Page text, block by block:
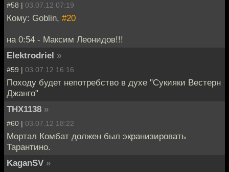
#58 | 03.07.12 07:19
Кому: Goblin, #20
на 0:54 - Максим Леонидов!!!
Elektrodriel »
#59 | 03.07.12 16:16
Походу будет непотребство в духе "Сукияки Вестерн
Джанго"
THX1138 »
#60 | 03.07.12 18:22
Мортал Комбат должен был экранизировать
Тарантино.
KaganSV »